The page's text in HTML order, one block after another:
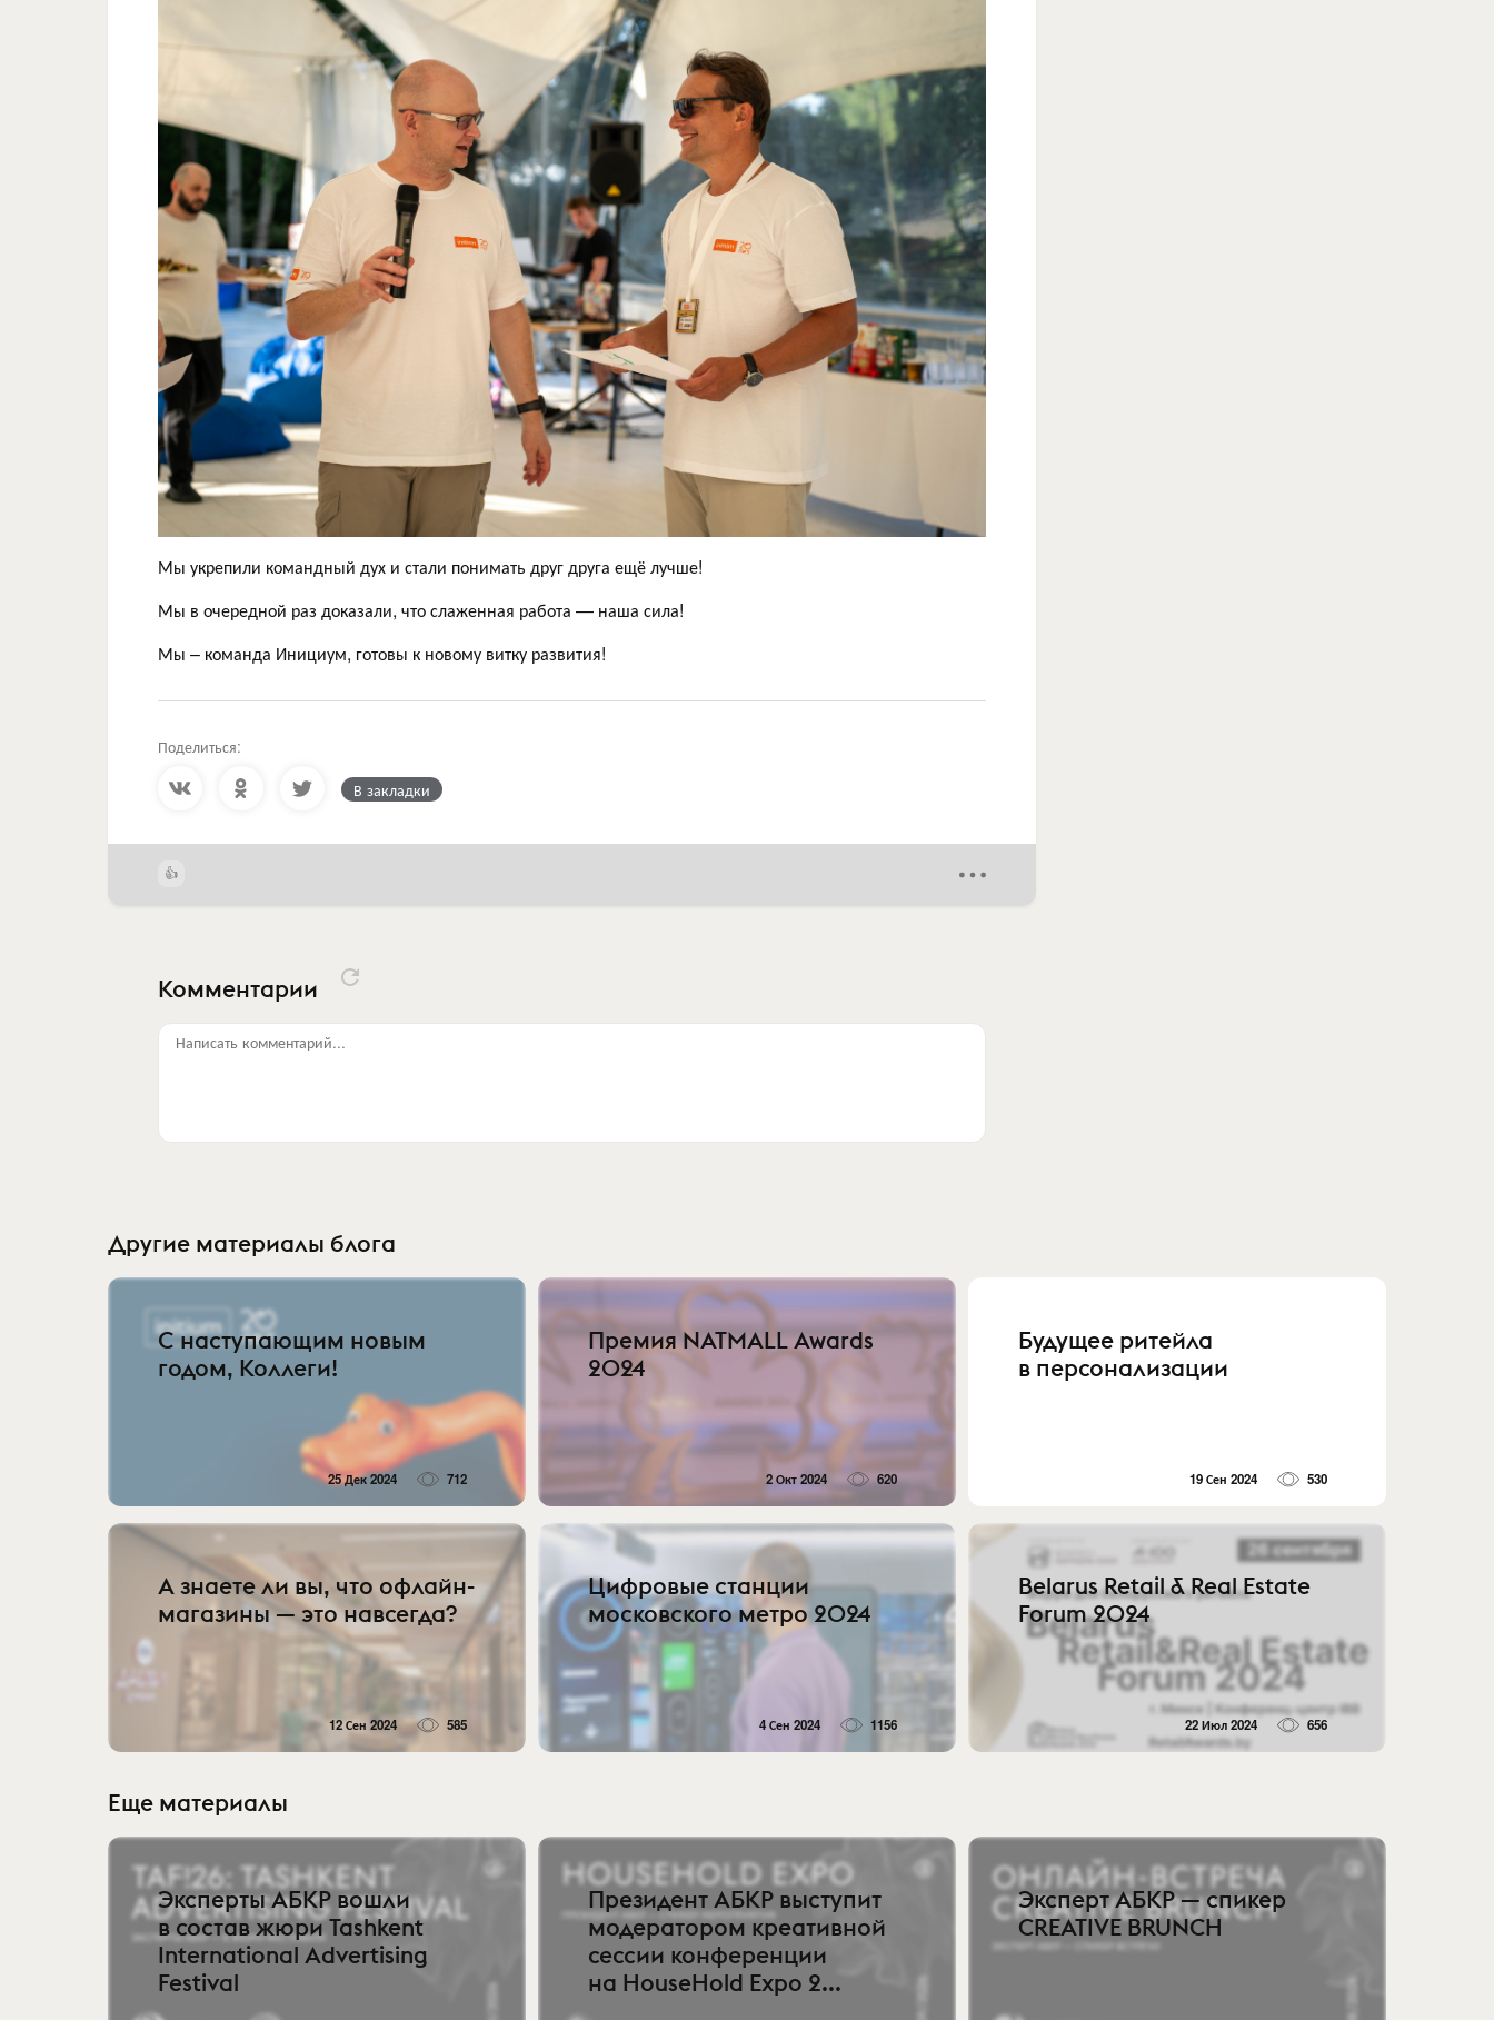
Мы укрепили командный дух и стали понимать друг друга ещё лучше!
Мы в очередной раз доказали, что слаженная работа — наша сила!
Мы – команда Инициум, готовы к новому витку развития!
Поделиться:
В закладки
Комментарии
Написать комментарий...
Другие материалы блога
С наступающим новым
годом, Коллеги!
25 Дек 2024 712
Премия NATMALL Awards
2024
2 Окт 2024 620
Будущее ритейла
в персонализации
19 Сен 2024 530
А знаете ли вы, что офлайн-
магазины — это навсегда?
12 Сен 2024 585
Цифровые станции
московского метро 2024
4 Сен 2024 1156
Belarus Retail & Real Estate
Forum 2024
22 Июл 2024 656
Еще материалы
Эксперты АБКР вошли
в состав жюри Tashkent
International Advertising
Festival
Президент АБКР выступит
модератором креативной
сессии конференции
на HouseHold Expo 2...
Эксперт АБКР — спикер
CREATIVE BRUNCH